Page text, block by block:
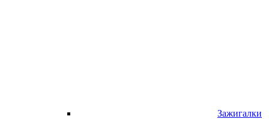
Зажигалки